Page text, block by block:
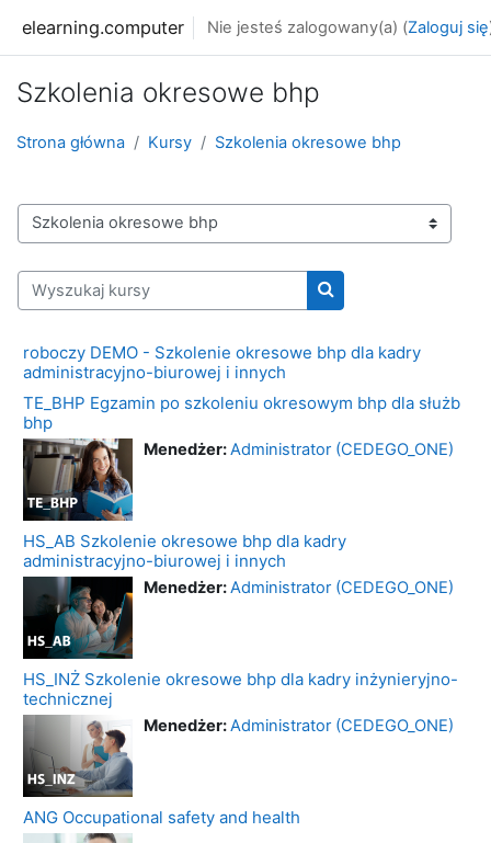
elearning.computer Nie jesteś zalogowany(a) (Zaloguj się
Szkolenia okresowe bhp
Strona główna Kursy Szkolenia okresowe bhp
Kategorie kursów
Wyszukaj kursy
Wyszukaj kursy
roboczy DEMO - Szkolenie okresowe bhp dla kadry
administracyjno-biurowej i innych
TE_BHP Egzamin po szkoleniu okresowym bhp dla służb
bhp
Menedżer:Administrator (CEDEGO_ONE)
HS_AB Szkolenie okresowe bhp dla kadry
administracyjno-biurowej i innych
Menedżer:Administrator (CEDEGO_ONE)
HS_INŻ Szkolenie okresowe bhp dla kadry inżynieryjno-
technicznej
Menedżer:Administrator (CEDEGO_ONE)
ANG Occupational safety and health